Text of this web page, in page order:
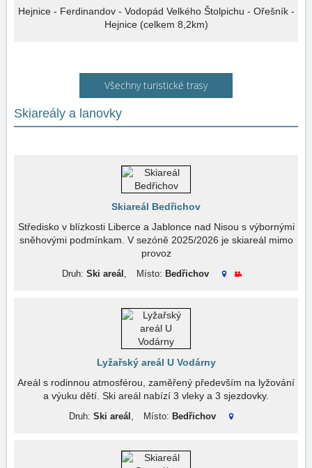
Hejnice - Ferdinandov - Vodopád Velkého Štolpichu - Ořešník -
Hejnice (celkem 8,2km)
Všechny turistické trasy
Skiareály a lanovky
Skiareál Bedřichov
Středisko v blízkosti Liberce a Jablonce nad Nisou s výbornými
sněhovými podmínkam. V sezóně 2025/2026 je skiareál mimo
provoz
Druh: Ski areál , Místo: Bedřichov
Lyžařský areál U Vodárny
Areál s rodinnou atmosférou, zaměřený především na lyžování
a výuku dětí. Ski areál nabízí 3 vleky a 3 sjezdovky.
Druh: Ski areál , Místo: Bedřichov